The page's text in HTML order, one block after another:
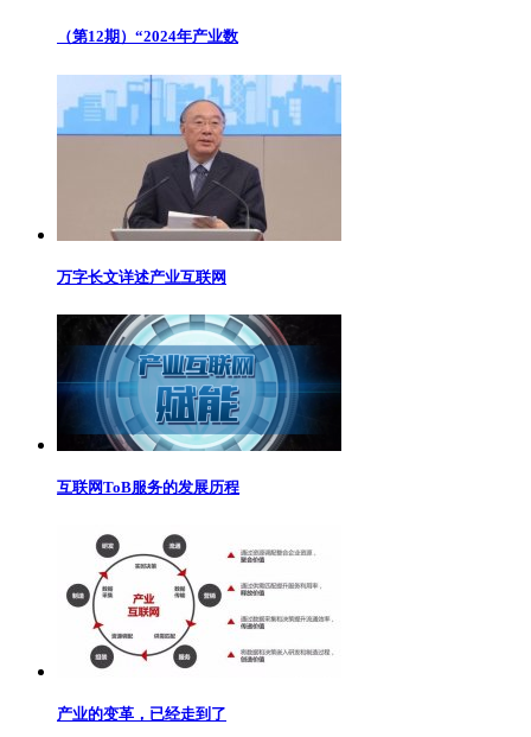
（第12期）“2024年产业数
万字长文详述产业互联网
互联网ToB服务的发展历程
产业的变革，已经走到了